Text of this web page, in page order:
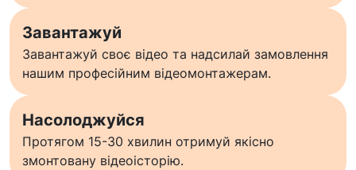
Завантажуй
Завантажуй своє відео та надсилай замовлення
нашим професійним відеомонтажерам.
Насолоджуйся
Протягом 15-30 хвилин отримуй якісно
змонтовану відеоісторію.